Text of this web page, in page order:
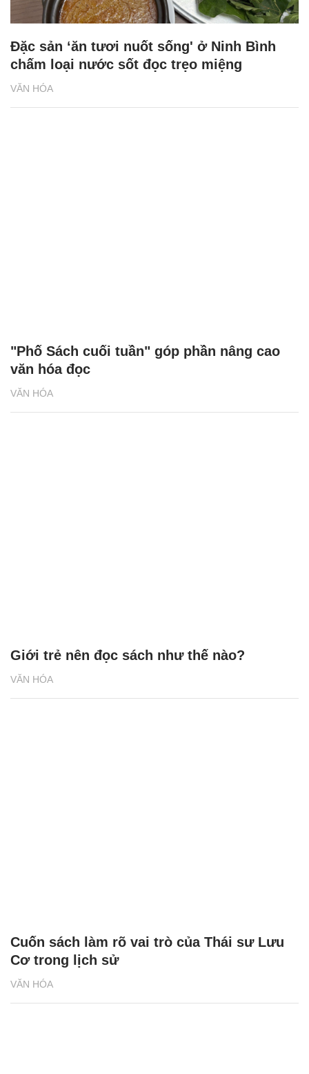
VĂN HÓA
Đặc sản ‘ăn tươi nuốt sống' ở Ninh Bình
chấm loại nước sốt đọc trẹo miệng
VĂN HÓA
"Phố Sách cuối tuần" góp phần nâng cao
văn hóa đọc
VĂN HÓA
Giới trẻ nên đọc sách như thế nào?
VĂN HÓA
Cuốn sách làm rõ vai trò của Thái sư Lưu
Cơ trong lịch sử